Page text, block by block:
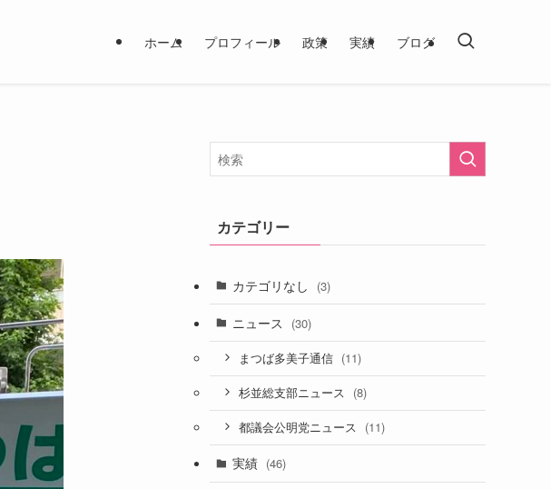
ホーム プロフィール 政策 実績 ブログ
カテゴリー
カテゴリなし (3)
ニュース (30)
まつば多美子通信 (11)
杉並総支部ニュース (8)
都議会公明党ニュース (11)
実績 (46)